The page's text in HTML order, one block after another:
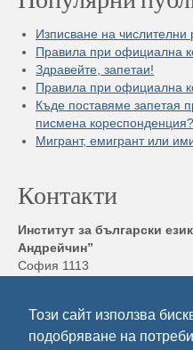
Този сайт използва
подобряване на
Изписване на
Правила при официална
Здравейте, запетаи!
Правила при официална
Къде поставяме запетая
писмена кореспонденция?
Мигрант, емигрант или
Контакти
Институт за български
Андрейчин”
София 1113
Електронна поща: